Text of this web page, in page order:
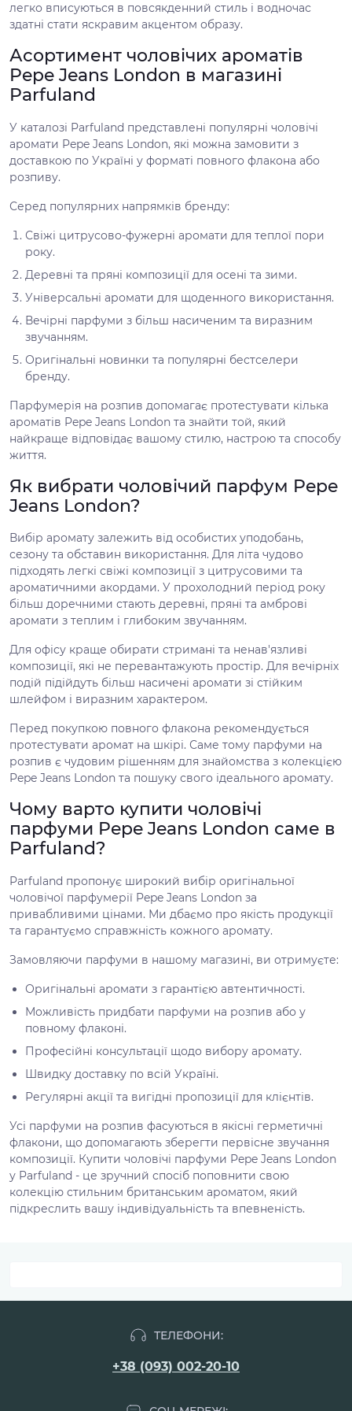
легко вписуються в повсякденний стиль і водночас
здатні стати яскравим акцентом образу.
Асортимент чоловічих ароматів
Pepe Jeans London в магазині
Parfuland
У каталозі Parfuland представлені популярні чоловічі
аромати Pepe Jeans London, які можна замовити з
доставкою по Україні у форматі повного флакона або
розпиву.
Серед популярних напрямків бренду:
Свіжі цитрусово-фужерні аромати для теплої пори
року.
Деревні та пряні композиції для осені та зими.
Універсальні аромати для щоденного використання.
Вечірні парфуми з більш насиченим та виразним
звучанням.
Оригінальні новинки та популярні бестселери
бренду.
Парфумерія на розпив допомагає протестувати кілька
ароматів Pepe Jeans London та знайти той, який
найкраще відповідає вашому стилю, настрою та способу
життя.
Як вибрати чоловічий парфум Pepe
Jeans London?
Вибір аромату залежить від особистих уподобань,
сезону та обставин використання. Для літа чудово
підходять легкі свіжі композиції з цитрусовими та
ароматичними акордами. У прохолодний період року
більш доречними стають деревні, пряні та амброві
аромати з теплим і глибоким звучанням.
Для офісу краще обирати стримані та ненав'язливі
композиції, які не перевантажують простір. Для вечірніх
подій підійдуть більш насичені аромати зі стійким
шлейфом і виразним характером.
Перед покупкою повного флакона рекомендується
протестувати аромат на шкірі. Саме тому парфуми на
розпив є чудовим рішенням для знайомства з колекцією
Pepe Jeans London та пошуку свого ідеального аромату.
Чому варто купити чоловічі
парфуми Pepe Jeans London саме в
Parfuland?
Parfuland пропонує широкий вибір оригінальної
чоловічої парфумерії Pepe Jeans London за
привабливими цінами. Ми дбаємо про якість продукції
та гарантуємо справжність кожного аромату.
Замовляючи парфуми в нашому магазині, ви отримуєте:
Оригінальні аромати з гарантією автентичності.
Можливість придбати парфуми на розпив або у
повному флаконі.
Професійні консультації щодо вибору аромату.
Швидку доставку по всій Україні.
Регулярні акції та вигідні пропозиції для клієнтів.
Усі парфуми на розпив фасуються в якісні герметичні
флакони, що допомагають зберегти первісне звучання
композиції. Купити чоловічі парфуми Pepe Jeans London
у Parfuland - це зручний спосіб поповнити свою
колекцію стильним британським ароматом, який
підкреслить вашу індивідуальність та впевненість.
ТЕЛЕФОНИ:
+38 (093) 002-20-10